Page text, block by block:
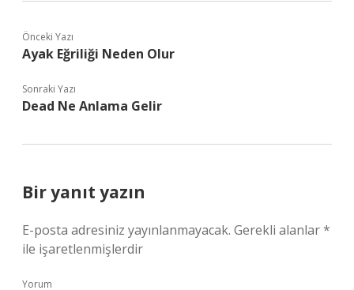
Önceki Yazı
Ayak Eğriliği Neden Olur
Sonraki Yazı
Dead Ne Anlama Gelir
Bir yanıt yazın
E-posta adresiniz yayınlanmayacak. Gerekli alanlar*
ile işaretlenmişlerdir
Yorum